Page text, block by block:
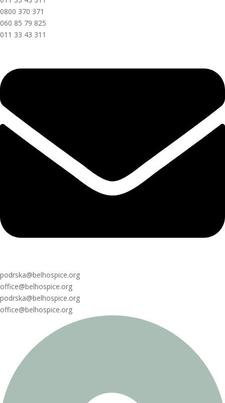
0800 370 371
060 85 79 825
011 33 43 311
podrska@belhospice.org
office@belhospice.org
podrska@belhospice.org
office@belhospice.org